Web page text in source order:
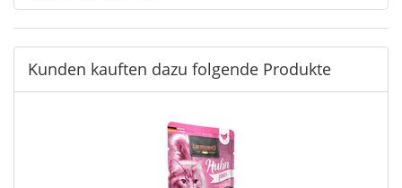
Kunden kauften dazu folgende Produkte